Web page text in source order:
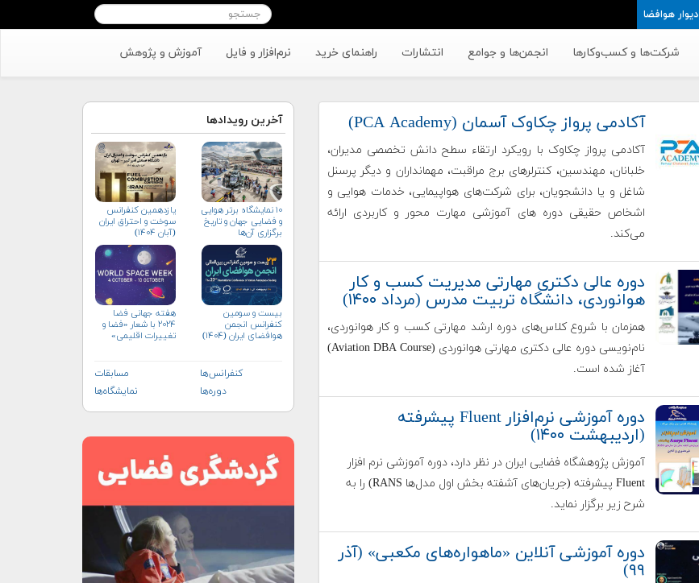
دیوار هوافضا
شرکت‌ها و کسب‌وکار‌ها انجمن‌ها و جوامع انتشارات راهنمای خرید نرم‌افزار و فایل آموزش و پژوهش
آکادمی پرواز چکاوک آسمان (PCA Academy)
آکادمی پرواز چکاوک با رویکرد ارتقاء سطح دانش تخصصی مدیران،
خلبانان، مهندسین، کنترلرهای برج مراقبت، مهمانداران و دیگر پرسنل
شاغل و یا دانشجویان، برای شرکت‌های هواپیمایی، خدمات هوایی و
اشخاص حقیقی دوره های آموزشی مهارت محور و کاربردی ارائه
می‌کند.
دوره عالی دکتری مهارتی مدیریت کسب و کار
هوانوردی، دانشگاه تربیت مدرس (مرداد ۱۴۰۰)
همزمان با شروع کلاس‌های دوره ارشد مهارتی کسب و کار هوانوردی،
نام‌نویسی دوره عالی دکتری مهارتی هوانوردی (Aviation DBA Course)
آغاز شده است.
دوره آموزشی نرم‌افزار Fluent پیشرفته
(اردیبهشت ۱۴۰۰)
آموزش پژوهشگاه فضایی ایران در نظر دارد، دوره آموزشی نرم افزار
Fluent پیشرفته (جریان‌های آشفته بخش اول مدل‌ها RANS) را به
شرح زیر برگزار نماید.
دوره آموزشی آنلاین «ماهواره‌های مکعبی» (آذر
۹۹)
آخرین رویدادها
۱۰ نمایشگاه برتر هوایی
و فضایی جهان و تاریخ
برگزاری آن‌ها
یازدهمین کنفرانس
سوخت و احتراق ایران
(آبان‌ ۱۴۰۴)
بیست و سومین
کنفرانس انجمن
هوافضای ايران (۱۴۰۴)
هفته جهانی فضا
۲۰۲۴ با شعار «فضا و
تغییرات اقلیمی»
کنفرانس‌ها
مسابقات
دوره‌ها
نمایشگاه‌ها